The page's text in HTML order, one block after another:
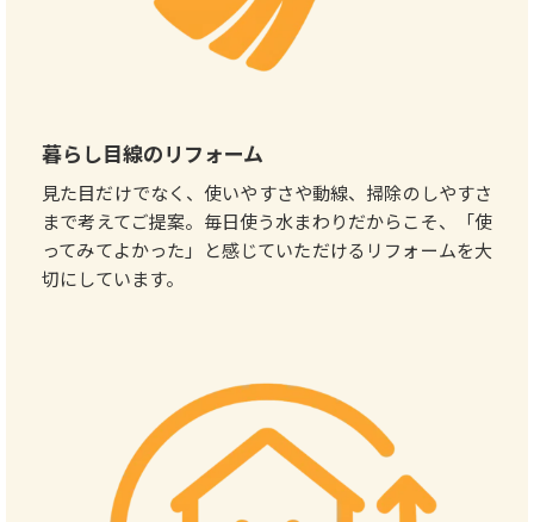
暮らし目線のリフォーム
見た目だけでなく、使いやすさや動線、掃除のしやすさ
まで考えてご提案。毎日使う水まわりだからこそ、「使
ってみてよかった」と感じていただけるリフォームを大
切にしています。